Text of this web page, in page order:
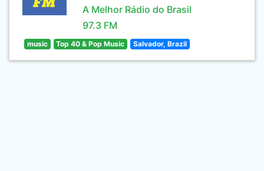
A Melhor Rádio do Brasil
97.3 FM
music Top 40 & Pop Music Salvador, Brazil